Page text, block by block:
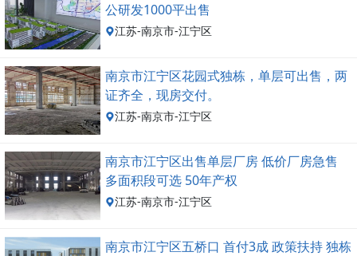
公研发1000平出售
江苏-南京市-江宁区
南京市江宁区花园式独栋，单层可出售，两
证齐全，现房交付。
江苏-南京市-江宁区
南京市江宁区出售单层厂房 低价厂房急售
多面积段可选 50年产权
江苏-南京市-江宁区
南京市江宁区五桥口 首付3成 政策扶持 独栋